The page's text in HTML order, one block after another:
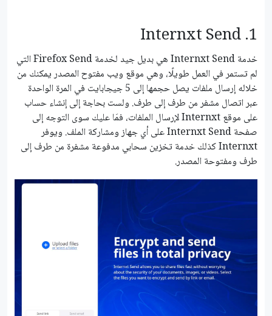
1. Internxt Send
خدمة Internxt Send هي بديل جيد لخدمة Firefox Send التي
لم تستمر في العمل طويلًا، وهي موقع ويب مفتوح المصدر يمكنك من
خلاله إرسال ملفات يصل حجمها إلى 5 جيجابايت في المرة الواحدة
عبر اتصال مشفر من طرف إلى طرف. ولست بحاجة إلى إنشاء حساب
على موقع Internxt لإرسال الملفات، فمَا عليك سوى التوجه إلى
صفحة Internxt Send على أي جهاز ومشاركة الملف. ويوفر
Internxt كذلك خدمة تخزين سحابي مدفوعة مشفرة من طرف إلى
طرف ومفتوحة المصدر.